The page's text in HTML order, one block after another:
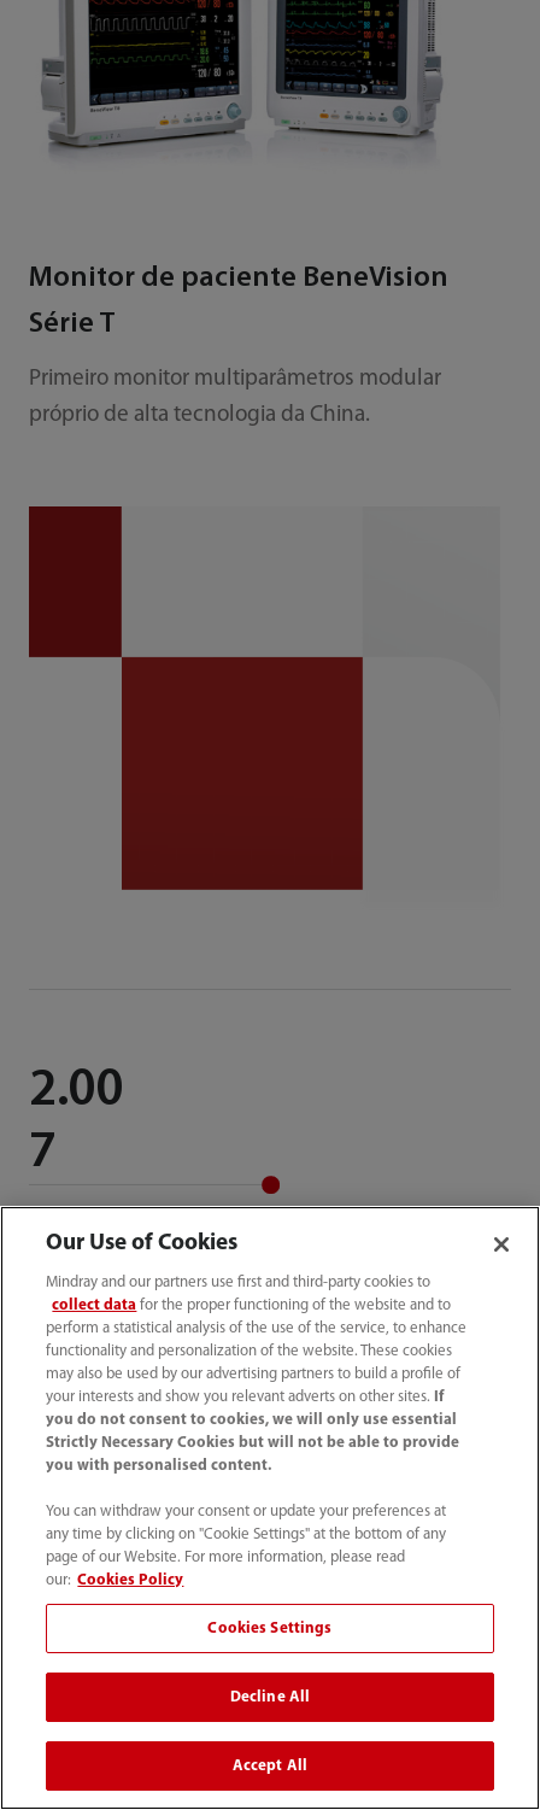
Monitor de paciente BeneVision
Série T
Primeiro monitor multiparâmetros modular
próprio de alta tecnologia da China.
2.00
7
Our Use of Cookies
Mindray and our partners use first and third-party cookies to
collect data for the proper functioning of the website and to
perform a statistical analysis of the use of the service, to enhance
functionality and personalization of the website. These cookies
may also be used by our advertising partners to build a profile of
your interests and show you relevant adverts on other sites.
If
you do not consent to cookies, we will only use essential
Strictly Necessary Cookies but will not be able to provide
you with personalised content.
You can withdraw your consent or update your preferences at
any time by clicking on "Cookie Settings" at the bottom of any
page of our Website. For more information, please read
our: Cookies Policy
Cookies Settings
Decline All
Accept All